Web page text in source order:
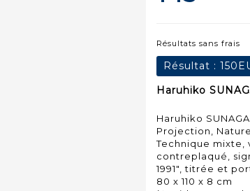
Résultats sans frais
Résultat :
Haruhiko
Haruhiko
Projection,
Technique mixte,
contreplaqué,
1991", titrée et
80 x 110 x 8 cm